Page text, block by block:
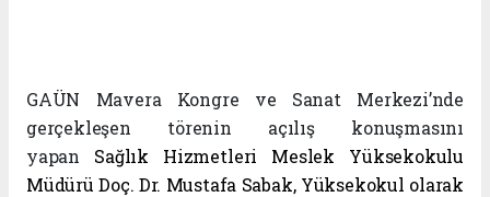
GAÜN Mavera Kongre ve Sanat Merkezi’nde
gerçekleşen törenin açılış konuşmasını
yapan Sağlık Hizmetleri Meslek Yüksekokulu
Müdürü Doç. Dr. Mustafa Sabak, Yüksekokul olarak